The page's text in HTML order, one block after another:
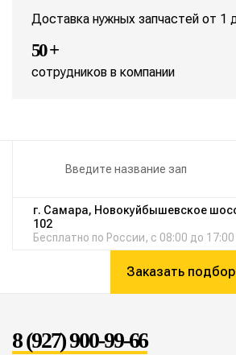
Доставка нужных запчастей от 1
50 +
сотрудников в компании
г. Самара, Новокуйбышевское
102
Бесплатно по России, с 08:00 до 17:00
Заказать подбор
8 (927) 900-99-66